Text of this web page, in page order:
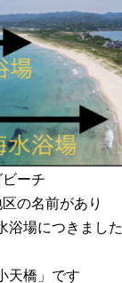
ーチ
の名前があり
浴場につきました
天橋」です